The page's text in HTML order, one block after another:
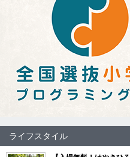
ライフスタイル